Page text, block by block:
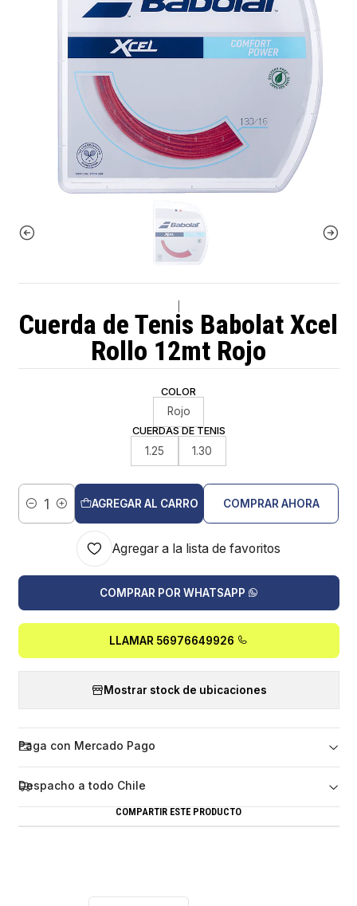
Cuerda de Tenis Babolat Xcel
Rollo 12mt Rojo
COLOR
Rojo
CUERDAS DE TENIS
1.25 1.30
Cantidad
AGREGAR AL CARRO COMPRAR AHORA
Agregar a la lista de favoritos
COMPRAR POR WHATSAPP
LLAMAR 56976649926
Mostrar stock de ubicaciones
Paga con Mercado Pago
Despacho a todo Chile
COMPARTIR ESTE PRODUCTO